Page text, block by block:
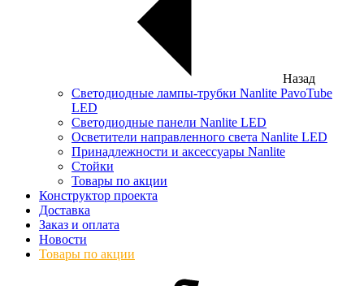
Назад
Светодиодные лампы-трубки Nanlite PavoTube
LED
Светодиодные панели Nanlite LED
Осветители направленного света Nanlite LED
Принадлежности и аксессуары Nanlite
Стойки
Товары по акции
Конструктор проекта
Доставка
Заказ и оплата
Новости
Товары по акции